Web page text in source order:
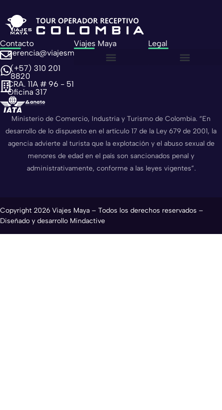
Contacto
gerencia@viajesmaya.com.co
(+57) 310 201
8820
CRA. 11A # 96 - 51
Oficina 317
Viajes Maya Legal
Ministerio de Comercio, Industria y Turismo de Colombia. “En
desarrollo de lo dispuesto en el artículo 17 de la Ley 679 de 2001, la
agencia advierte al turista que la explotación y el abuso sexual de
menores de edad en el país son sancionados penal y
administrativamente, conforme a las leyes vigentes”.
Copyright 2026 Viajes Maya – Todos los derechos reservados –
Diseñado y desarrollo Mindactive